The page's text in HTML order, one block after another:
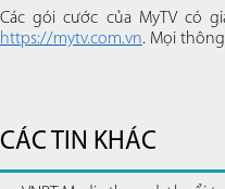
Các gói cước của MyTV có
https://mytv.com.vn. Mọi
CÁC TIN KHÁC